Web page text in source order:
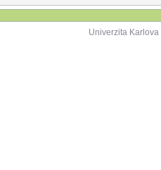
Univerzita Karlova|